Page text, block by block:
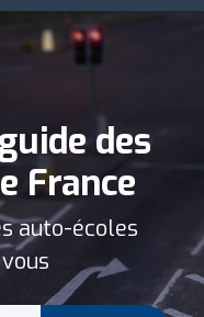
des
France
auto-écoles